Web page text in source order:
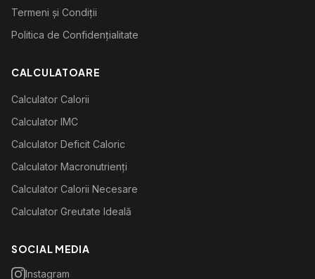
Termeni și Condiții
Politica de Confidențialitate
CALCULATOARE
Calculator Calorii
Calculator IMC
Calculator Deficit Caloric
Calculator Macronutrienți
Calculator Calorii Necesare
Calculator Greutate Ideală
SOCIAL MEDIA
Instagram